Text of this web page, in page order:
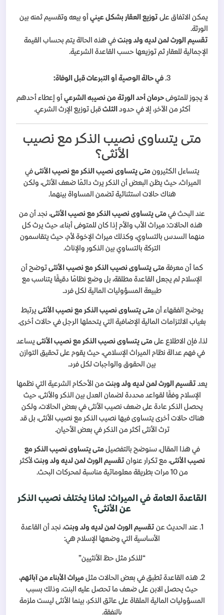
يمكن الاتفاق على توزيع العقار بشكل عيني أو بيعه وتقسيم ثمنه بين
الورثة.
تقسيم الورث لمن لديه ولد وبنت في هذه الحالة يتم بحساب القيمة
الإجمالية للعقار ثم توزيعها حسب القاعدة الشرعية.
3. في حالة الوصية أو التبرعات قبل الوفاة:
لا يجوز للمتوفىحرمان أحد الورثة من نصيبه الشرعي أو إعطاء أحدهم
أكثر من الآخر، إلا في حدود الثلث قبل توزيع الإرث الشرعي.
متى يتساوى نصيب الذكر مع نصيب
الأنثى؟
يتساءل الكثيرونمتى يتساوى نصيب الذكر مع نصيب الأنثى في
الميراث، حيث يظن البعض أن الذكر يرث دائمًا ضعف الأنثى، ولكن
هناك حالات استثنائية تضمن المساواة بينهما.
عند البحث في متى يتساوى نصيب الذكر مع نصيب الأنثى، نجد أن من
هذه الحالات: ميراث الأب والأم إذا كان للمتوفى أبناء، حيث يرث كل
منهما السدس بالتساوي، وكذلك ميراث الإخوة لأم، حيث يتقاسمون
التركة بالتساوي بين الذكور والإناث.
كما أن معرفة متى يتساوى نصيب الذكر مع نصيب الأنثى توضح أن
الإسلام لم يجعل القاعدة مطلقة، بل وضع نظامًا دقيقًا يتناسب مع
طبيعة المسؤوليات المالية لكل فرد.
يوضح الفقهاء أنمتى يتساوى نصيب الذكر مع نصيب الأنثى يرتبط
بغياب الالتزامات المالية الإضافية التي يتحملها الرجل في حالات أخرى.
لذا، فإن الاطلاع على متى يتساوى نصيب الذكر مع نصيب الأنثى يساعد
في فهم عدالة نظام الميراث الإسلامي، حيث يقوم على تحقيق التوازن
بين الحقوق والواجبات لكل فرد.
يعد تقسيم الورث لمن لديه ولد وبنت من الأحكام الشرعية التي نظمها
الإسلام وفقًا لقواعد محددة لضمان العدل بين الذكر والأنثى، حيث
يحصل الذكر عادة على ضعف نصيب الأنثى في بعض الحالات، ولكن
هناك حالات أخرى يتساوى فيها نصيب الذكر مع نصيب الأنثى، بل قد
ترث الأنثى أكثر من الذكر في بعض الأحيان.
في هذا المقال، سنوضح بالتفصيلمتى يتساوى نصيب الذكر مع
نصيب الأنثى، مع تكرار عنوان تقسيم الورث لمن لديه ولد وبنت لأكثر
من 10 مرات بطريقة معلوماتية مناسبة لمحركات البحث.
القاعدة العامة في الميراث: لماذا يختلف نصيب الذكر
عن الأنثى؟
1. عند الحديث عن تقسيم الورث لمن لديه ولد وبنت، نجد أن القاعدة
الأساسية التي وضعها الإسلام هي:
“للذكر مثل حظ الأنثيين”
2. هذه القاعدة تطبق في بعض الحالات مثل ميراث الأبناء من آبائهم،
حيث يحصل الابن على ضعف ما تحصل عليه البنت، وذلك بسبب
المسؤوليات المالية الملقاة على عاتق الذكر، بينما الأنثى ليست ملزمة
بالنفقة.